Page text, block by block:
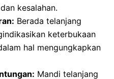
kesalahan.
Berada telanjang
keterbukaan
hal mengungkapkan
Mandi telanjang